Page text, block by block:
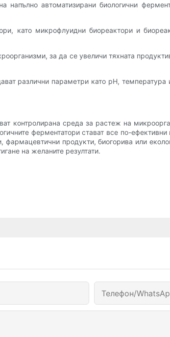
напълно автоматизирани биологични
като микрофлуидни биореактори и
за да се увеличи тяхната
различни параметри като pH,
контролирана среда за растеж на
ферментатори стават все по-
продукти, биогорива или
на желаните резултати.
Телефон/